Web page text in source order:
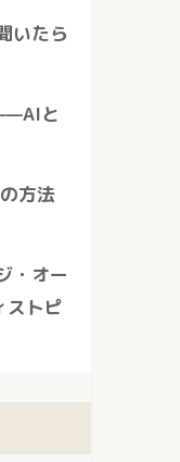
いたら
と
方法
・オー
ストピ